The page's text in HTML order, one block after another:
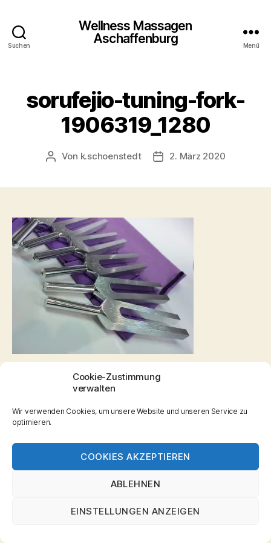
Cookie-Zustimmung
verwalten
Wir verwenden Cookies, um unsere Website und unseren Service zu
optimieren.
COOKIES AKZEPTIEREN
ABLEHNEN
EINSTELLUNGEN ANZEIGEN
Suchen
Wellness Massagen
Aschaffenburg
Menü
sorufejio-tuning-fork-
1906319_1280
Beitragsautor
Von k.schoenstedt Beitragsdatum
2. März 2020
© 2026Wellness Massagen
Aschaffenburg
Datenschutzerklärung
Hoch